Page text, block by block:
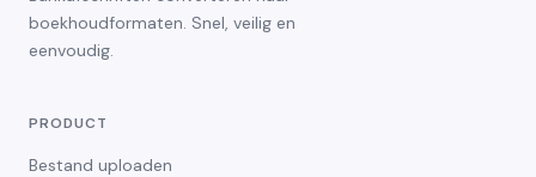
boekhoudformaten. Snel, veilig en
eenvoudig.
PRODUCT
Bestand uploaden